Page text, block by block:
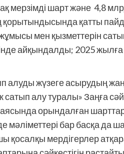
мерзімді шарт және 4,8
қатты
мен қызметтерін
айқындалды; 2025
алуды жүзеге асырудың
сатып алу туралы» Заңға
аясында орындалған
мәліметтері бар басқа да
мердігерлер